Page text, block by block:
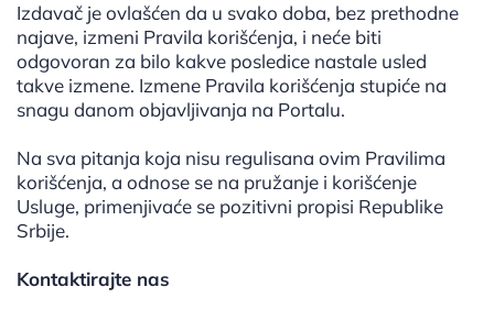
Izdavač je ovlašćen da u svako doba, bez prethodne
najave, izmeni Pravila korišćenja, i neće biti
odgovoran za bilo kakve posledice nastale usled
takve izmene. Izmene Pravila korišćenja stupiće na
snagu danom objavljivanja na Portalu.
Na sva pitanja koja nisu regulisana ovim Pravilima
korišćenja, a odnose se na pružanje i korišćenje
Usluge, primenjivaće se pozitivni propisi Republike
Srbije.
Kontaktirajte nas